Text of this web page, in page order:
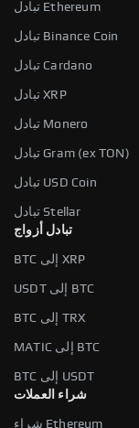
تبادل Ethereum
تبادل Binance Coin
تبادل Cardano
تبادل XRP
تبادل Monero
تبادل Gram (ex TON)
تبادل USD Coin
تبادل Stellar
تبادل أزواج
BTC إلى XRP
USDT إلى BTC
BTC إلى TRX
MATIC إلى BTC
BTC إلى USDT
شراء العملات
شراء Ethereum